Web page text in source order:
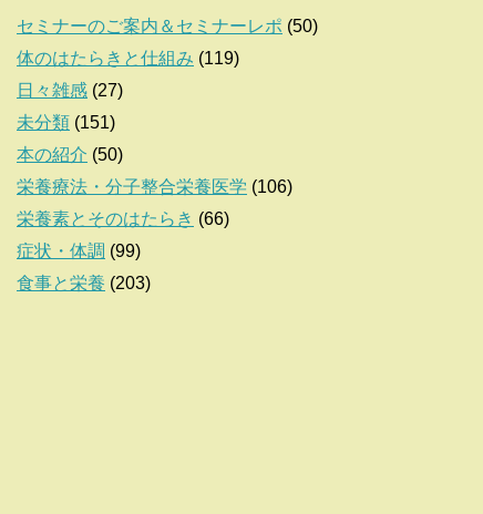
セミナーのご案内＆セミナーレポ (50)
体のはたらきと仕組み (119)
日々雑感 (27)
未分類 (151)
本の紹介 (50)
栄養療法・分子整合栄養医学 (106)
栄養素とそのはたらき (66)
症状・体調 (99)
食事と栄養 (203)